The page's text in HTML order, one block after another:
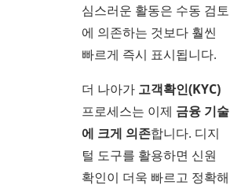
심스러운 활동은 수동 검토
에 의존하는 것보다 훨씬
빠르게 즉시 표시됩니다.
더 나아가 고객확인(KYC)
프로세스는 이제 금융 기술
에 크게 의존합니다. 디지
털 도구를 활용하면 신원
확인이 더욱 빠르고 정확해